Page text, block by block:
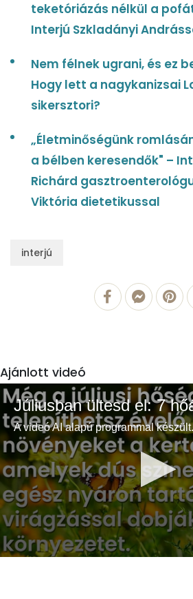
teketóriázás nélkül a
Interjú Szkladányi
Nem félnek ugrani, és ez
Hogy lett a nagykanizsai
sikersztori?
„Életminőségünk
a bélben keresendők" –
Richárd
Viktória dietetikussal
interjú
Ajánlott videó
A videó AI alapú programmal készült.